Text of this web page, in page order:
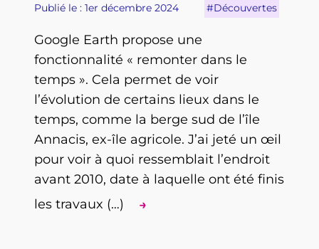
Publié le : 1er décembre 2024 #Découvertes
Google Earth propose une
fonctionnalité « remonter dans le
temps ». Cela permet de voir
l’évolution de certains lieux dans le
temps, comme la berge sud de l’île
Annacis, ex-île agricole. J’ai jeté un œil
pour voir à quoi ressemblait l’endroit
avant 2010, date à laquelle ont été finis
les travaux (…)
→